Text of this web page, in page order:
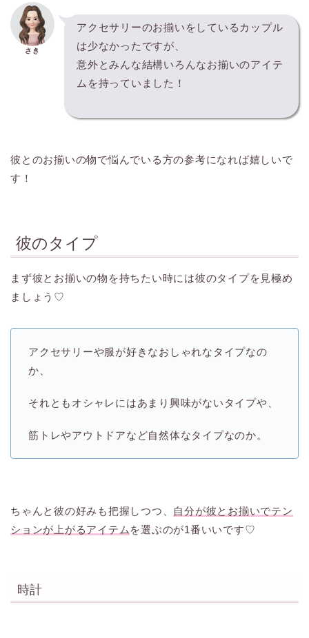
さき
アクセサリーのお揃いをしているカップル
は少なかったですが、
意外とみんな結構いろんなお揃いのアイテ
ムを持っていました！
彼とのお揃いの物で悩んでいる方の参考になれば嬉しいで
す！
彼のタイプ
まず彼とお揃いの物を持ちたい時には彼のタイプを見極め
ましょう♡
アクセサリーや服が好きなおしゃれなタイプなの
か、
それともオシャレにはあまり興味がないタイプや、
筋トレやアウトドアなど自然体なタイプなのか。
ちゃんと彼の好みも把握しつつ、 自分が彼とお揃いでテン
ションが上がるアイテム を選ぶのが1番いいです♡
時計